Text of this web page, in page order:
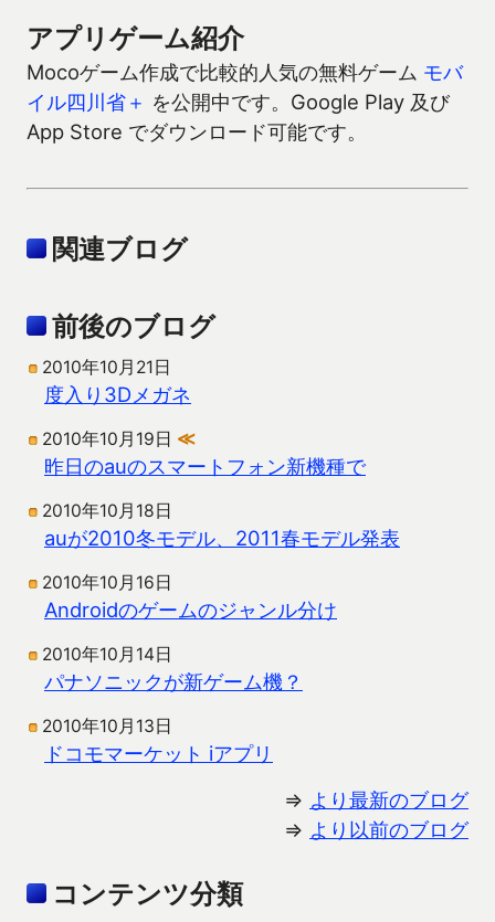
アプリゲーム紹介
Mocoゲーム作成で比較的人気の無料ゲーム モバ
イル四川省＋ を公開中です。Google Play 及び
App Store でダウンロード可能です。
関連ブログ
前後のブログ
2010年10月21日
度入り3Dメガネ
2010年10月19日 ≪
昨日のauのスマートフォン新機種で
2010年10月18日
auが2010冬モデル、2011春モデル発表
2010年10月16日
Androidのゲームのジャンル分け
2010年10月14日
パナソニックが新ゲーム機？
2010年10月13日
ドコモマーケット iアプリ
⇒ より最新のブログ
⇒ より以前のブログ
コンテンツ分類